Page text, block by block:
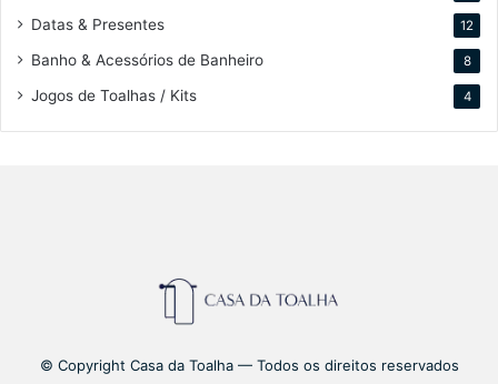
Datas & Presentes 12
Banho & Acessórios de Banheiro 8
Jogos de Toalhas / Kits 4
© Copyright Casa da Toalha — Todos os direitos reservados